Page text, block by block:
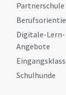
Partnerschule
Digitale-
Angebote
Schulhunde